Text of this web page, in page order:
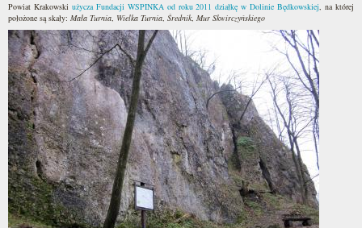
Powiat Krakowski użycza Fundacji WSPINKA od roku 2011 działkę w Dolinie Będkowskiej, na której
położone są skały: Mała Turnia, Wielka Turnia, Średnik, Mur Skwirczyńskiego